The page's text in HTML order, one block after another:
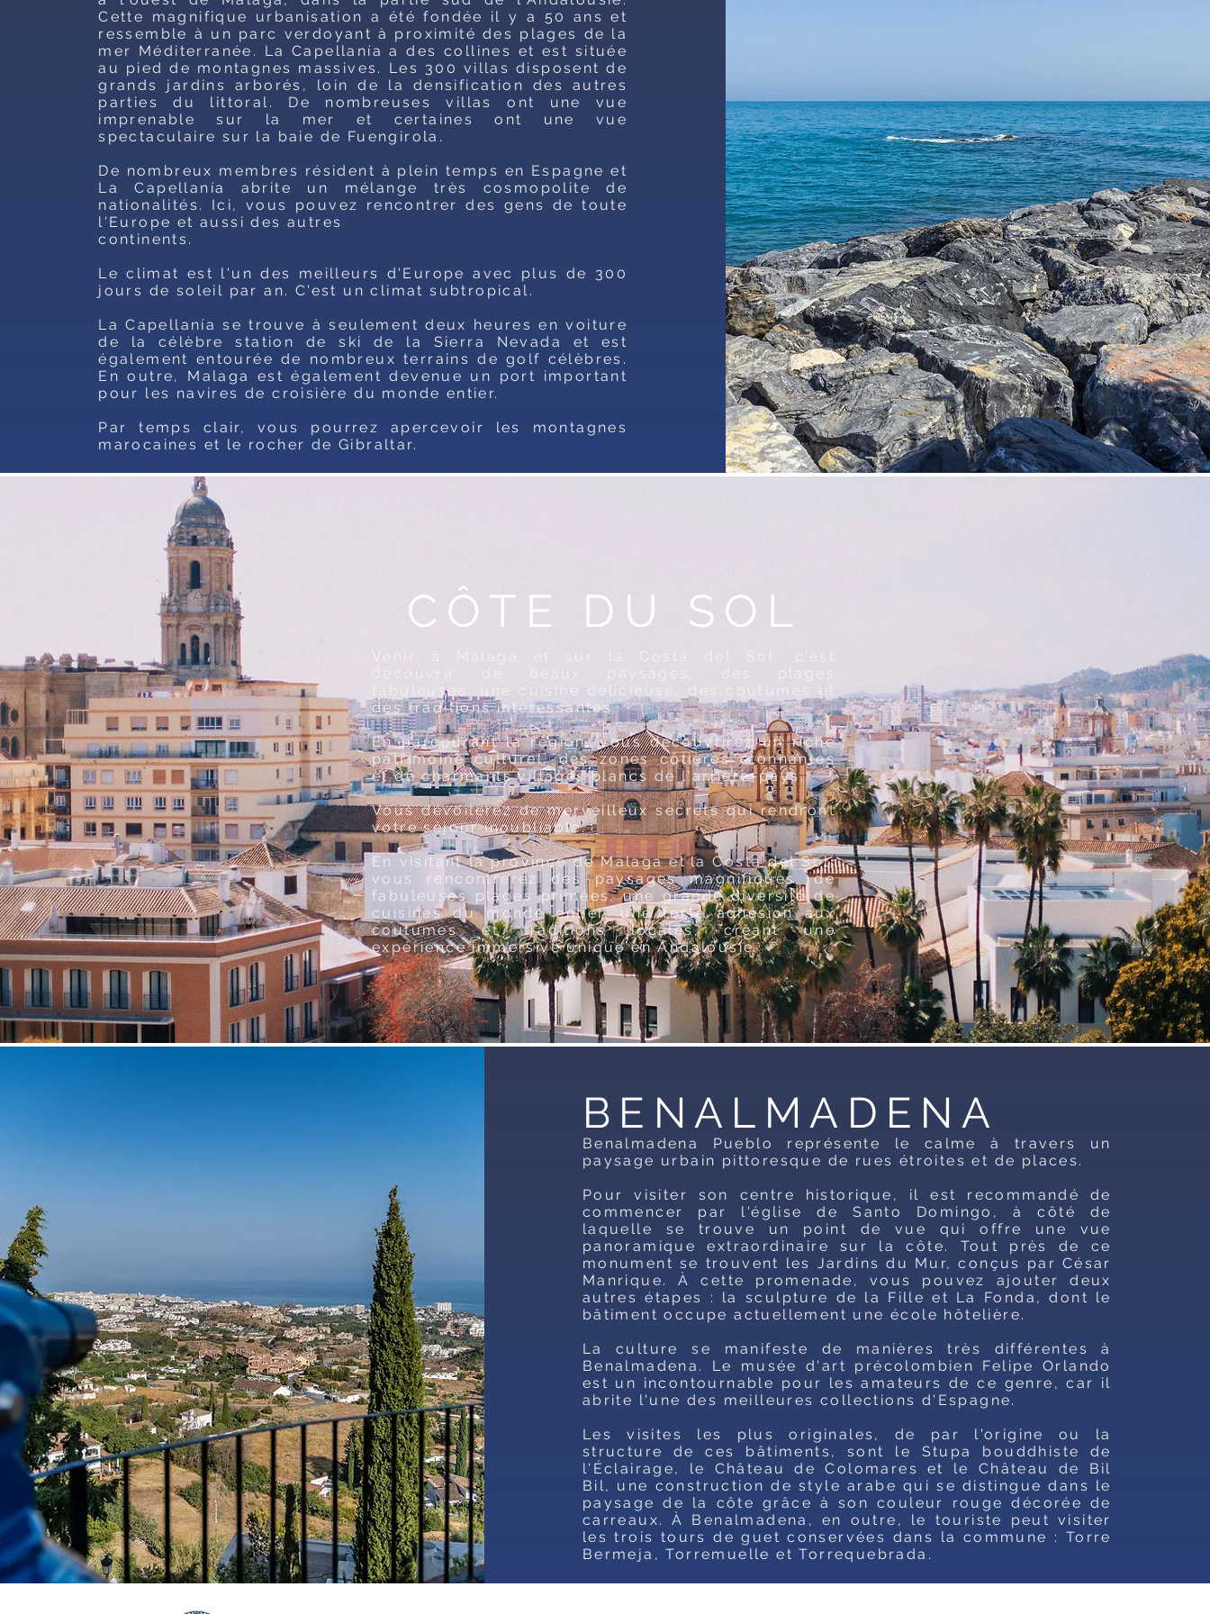
Cette magnifique urbanisation a été fondée il y a 50 ans et
ressemble à un parc verdoyant à proximité des plages de la
mer Méditerranée. La Capellanía a des collines et est située
au pied de montagnes massives. Les 300 villas disposent de
grands jardins arborés, loin de la densification des autres
parties du littoral. De nombreuses villas ont une vue
imprenable sur la mer et certaines ont une vue
spectaculaire sur la baie de Fuengirola.
De nombreux membres résident à plein temps en Espagne et
La Capellanía abrite un mélange très cosmopolite de
nationalités. Ici, vous pouvez rencontrer des gens de toute
l'Europe et aussi des autres
continents.
Le climat est l'un des meilleurs d'Europe avec plus de 300
jours de soleil par an. C'est un climat subtropical.
La Capellanía se trouve à seulement deux heures en voiture
de la célèbre station de ski de la Sierra Nevada et est
également entourée de nombreux terrains de golf célèbres.
En outre, Malaga est également devenue un port important
pour les navires de croisière du monde entier.
Par temps clair, vous pourrez apercevoir les montagnes
marocaines et le rocher de Gibraltar.
CÔTE DU SOL
Venir à Malaga et sur la Costa del Sol, c'est
découvrir de beaux paysages, des plages
fabuleuses, une cuisine délicieuse, des coutumes et
des traditions intéressantes.
En parcourant la région, vous découvrirez un riche
patrimoine culturel, des zones côtières étonnantes
et de charmants villages blancs de l'arrière-pays.
Vous dévoilerez de merveilleux secrets qui rendront
votre séjour inoubliable.
En visitant la province de Malaga et la Costa del Sol,
vous rencontrerez des paysages magnifiques, de
fabuleuses plages primées, une grande diversité de
cuisines du monde entier, une forte adhésion aux
coutumes et traditions locales, créant une
expérience immersive unique en Andalousie.
BENALMADENA
Benalmadena Pueblo représente le calme à travers un
paysage urbain pittoresque de rues étroites et de places.
Pour visiter son centre historique, il est recommandé de
commencer par l'église de Santo Domingo, à côté de
laquelle se trouve un point de vue qui offre une vue
panoramique extraordinaire sur la côte. Tout près de ce
monument se trouvent les Jardins du Mur, conçus par César
Manrique. À cette promenade, vous pouvez ajouter deux
autres étapes : la sculpture de la Fille et La Fonda, dont le
bâtiment occupe actuellement une école hôtelière.
La culture se manifeste de manières très différentes à
Benalmadena. Le musée d'art précolombien Felipe Orlando
est un incontournable pour les amateurs de ce genre, car il
abrite l'une des meilleures collections d'Espagne.
Les visites les plus originales, de par l'origine ou la
structure de ces bâtiments, sont le Stupa bouddhiste de
l'Éclairage, le Château de Colomares et le Château de Bil
Bil, une construction de style arabe qui se distingue dans le
paysage de la côte grâce à son couleur rouge décorée de
carreaux. À Benalmadena, en outre, le touriste peut visiter
les trois tours de guet conservées dans la commune : Torre
Bermeja, Torremuelle et Torrequebrada.